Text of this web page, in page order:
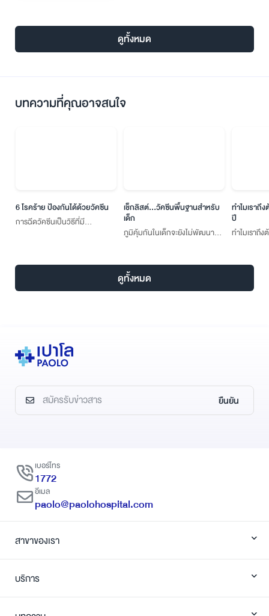
ดูทั้งหมด
บทความที่คุณอาจสนใจ
6 โรคร้าย ป้องกันได้ด้วยวัคซีน
การฉีดวัคซีนเป็นวิธีที่มี
เช็กลิสต์...วัคซีนพื้นฐานสำหรับ
เด็ก
ภูมิคุ้มกันในเด็กจะยังไม่พัฒนา
ปกครองจึงควรพาเด็กมารับ
วัคซีนตามกำหนด เพื่อลดโอกาส
ทำไมเราถึ
ปี
ทำไมเราถึ
ดูทั้งหมด
ยืนยัน
เบอร์โทร
1772
อีเมล
paolo@paolohospital.com
สาขาของเรา
บริการ